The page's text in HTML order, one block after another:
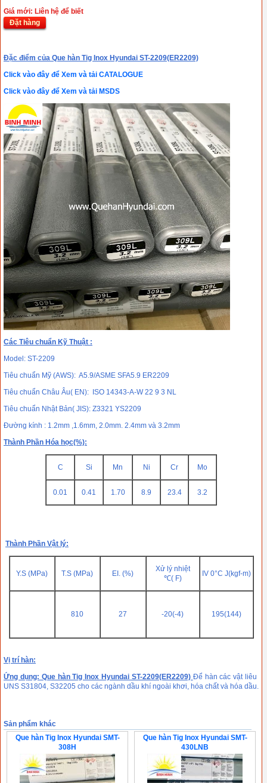
Giá mới: Liên hệ để biết
Đặt hàng
Đặc điểm của Que hàn Tig Inox Hyundai ST-2209(ER2209)
Click vào đây để Xem và tải CATALOGUE
Click vào đây để Xem và tải MSDS
Các Tiêu chuẩn Kỹ Thuật :
Model: ST-2209
Tiêu chuẩn Mỹ (AWS): A5.9/ASME SFA5.9 ER2209
Tiêu chuẩn Châu Âu( EN): ISO 14343-A-W 22 9 3 NL
Tiêu chuẩn Nhật Bản( JIS): Z3321 YS2209
Đường kính : 1.2mm ,1.6mm, 2.0mm. 2.4mm và 3.2mm
Thành Phần Hóa học(%):
C Si Mn Ni Cr Mo
0.01 0.41 1.70 8.9 23.4 3.2
Thành Phần Vật lý:
Y.S (MPa) T.S (MPa) EI. (%)
Xử lý nhiệt
℃( F)
IV 0°C J(kgf-m)
810 27 -20(-4) 195(144)
Vị trí hàn:
Ứng dụng: Que hàn Tig Inox Hyundai ST-2209(ER2209) Để hàn các vật liêu
UNS S31804, S32205 cho các ngành dầu khí ngoài khơi, hóa chất và hóa dầu.
Sản phẩm khác
Que hàn Tig Inox Hyundai SMT-
308H
Que hàn Tig Inox Hyundai SMT-
430LNB